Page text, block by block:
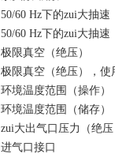
50/60 Hz下的zui大抽速
50/60 Hz下的zui大抽速
极限真空（绝压）
极限真空（绝压），使
环境温度范围（操作）
环境温度范围（储存）
zui大出气口压力（绝
进气口接口